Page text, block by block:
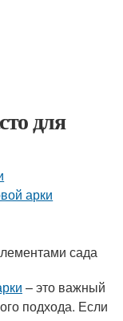
для
арки
сада
– это важный
подхода. Если